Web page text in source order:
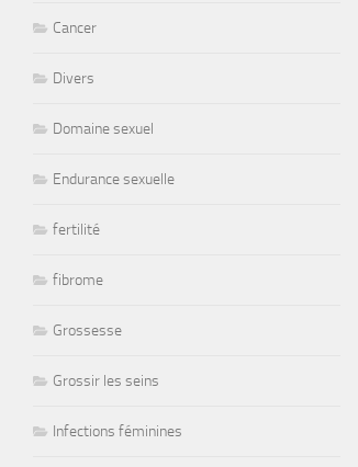
Cancer
Divers
Domaine sexuel
Endurance sexuelle
fertilité
fibrome
Grossesse
Grossir les seins
Infections féminines